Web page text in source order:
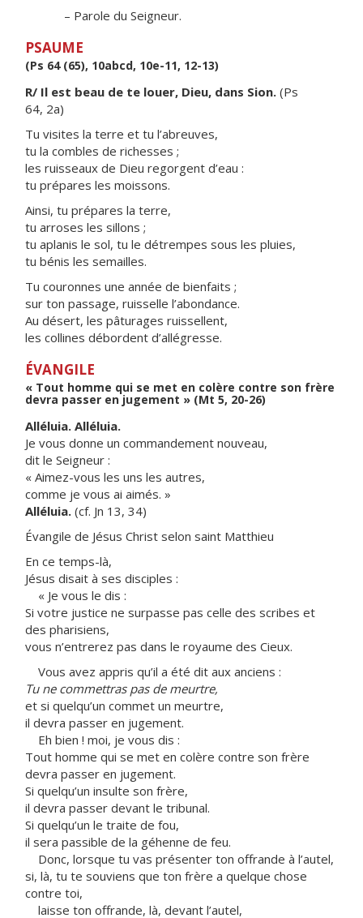
– Parole du Seigneur.
PSAUME
(Ps 64 (65), 10abcd, 10e-11, 12-13)
R/ Il est beau de te louer, Dieu, dans Sion. (Ps
64, 2a)
Tu visites la terre et tu l’abreuves,
tu la combles de richesses ;
les ruisseaux de Dieu regorgent d’eau :
tu prépares les moissons.
Ainsi, tu prépares la terre,
tu arroses les sillons ;
tu aplanis le sol, tu le détrempes sous les pluies,
tu bénis les semailles.
Tu couronnes une année de bienfaits ;
sur ton passage, ruisselle l’abondance.
Au désert, les pâturages ruissellent,
les collines débordent d’allégresse.
ÉVANGILE
« Tout homme qui se met en colère contre son frère
devra passer en jugement » (Mt 5, 20-26)
Alléluia. Alléluia.
Je vous donne un commandement nouveau,
dit le Seigneur :
« Aimez-vous les uns les autres,
comme je vous ai aimés. »
Alléluia. (cf. Jn 13, 34)
Évangile de Jésus Christ selon saint Matthieu
En ce temps-là,
Jésus disait à ses disciples :
« Je vous le dis :
Si votre justice ne surpasse pas celle des scribes et
des pharisiens,
vous n’entrerez pas dans le royaume des Cieux.
Vous avez appris qu’il a été dit aux anciens :
Tu ne commettras pas de meurtre,
et si quelqu’un commet un meurtre,
il devra passer en jugement.
Eh bien ! moi, je vous dis :
Tout homme qui se met en colère contre son frère
devra passer en jugement.
Si quelqu’un insulte son frère,
il devra passer devant le tribunal.
Si quelqu’un le traite de fou,
il sera passible de la géhenne de feu.
Donc, lorsque tu vas présenter ton offrande à l’autel,
si, là, tu te souviens que ton frère a quelque chose
contre toi,
laisse ton offrande, là, devant l’autel,